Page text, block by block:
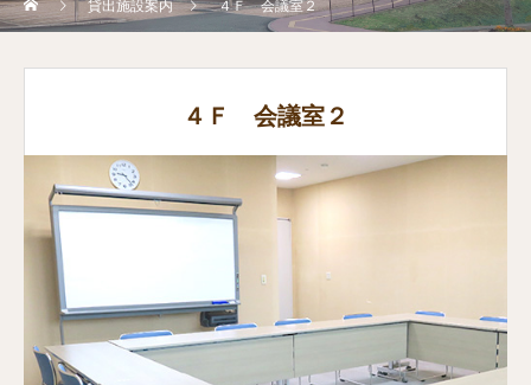
貸出施設案内 ４Ｆ 会議室２
４Ｆ 会議室２